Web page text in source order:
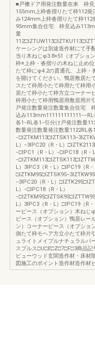
■戸襖ドア用発注数量在来 枠
155mm上枠沓摺りたて枠112
み124mm上枠沓摺りたて枠
95mm集合住宅 枠見込み
量
ケーシングは別途造作材にて手
当り木ねじφ3.8×51（オプショ
枠※上枠・沓摺りの木ねじ止め
たて枠にφ4.2の貫通孔、上枠
を開けてください。鴨居敷居た
スたて枠用小たて枠用たて枠用
居たて枠小たて枠方立コーナー
枠用小たて枠用鴨居用敷居用片
戸発注数量発注数量集合住宅
込み
各1−RL各1−引分け戸発注数量
数量発注数量発注数量1122RL各
L）−3IPC20（R・L）
−□IPC1（R・L）−□IPC18（R・L
L）3IPC3（R・L）□IPC19（R・
−3IPC20（R・L）
L）−□IPC18（R・L）
L）3IPC3（R・L）□IPC19（R
ーピース（オプション）木ねじ
ピース（オプション）鴨居レー
ン）コーナーピース（オプショ
側たて枠モヘア方立小たて枠片
ュライトメイプルナチュラルバ
スプルス□U□E□Z□7□F□3商品記
ビューウッド玄関造作材・床材
図施工のポイント造作材造作材